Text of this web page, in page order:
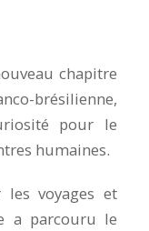
chapitre
brésilienne,
pour le
humaines.
voyages et
a parcouru le